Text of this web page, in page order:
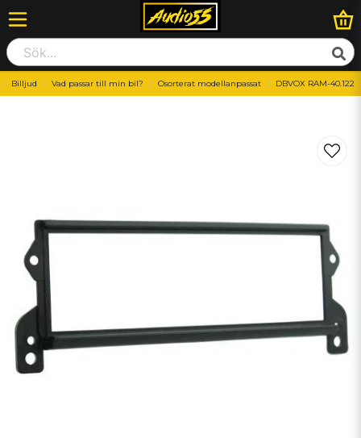
Billjud Vad passar till min bil? Osorterat modellanpassat DBVOX RAM-40.122